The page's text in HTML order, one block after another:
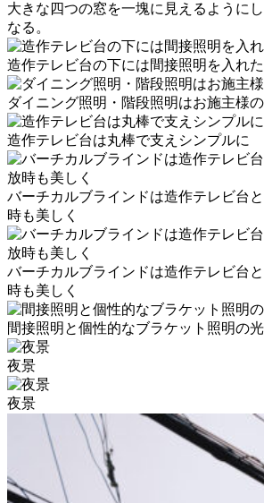
大きな四つの窓を一塊に見えるように
なる。
造作テレビ台の下には間接照明を入れた
ダイニング照明・階段照明はお施主様
造作テレビ台は丸棒で支えシンプルに
バーチカルブラインドは造作テレビ台
時も美しく
バーチカルブラインドは造作テレビ台
時も美しく
間接照明と個性的なブラケット照明の
夜景
夜景